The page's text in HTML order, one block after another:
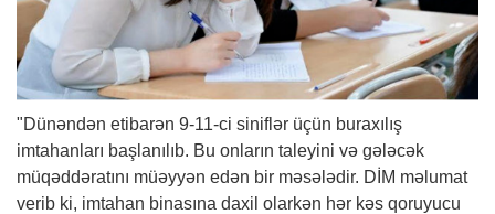
"Dünəndən etibarən 9-11-ci siniflər üçün buraxılış
imtahanları başlanılıb. Bu onların taleyini və gələcək
müqəddəratını müəyyən edən bir məsələdir. DİM məlumat
verib ki, imtahan binasına daxil olarkən hər kəs qoruyucu